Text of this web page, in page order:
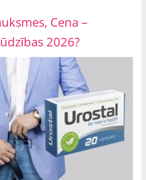
Cena –
2026?